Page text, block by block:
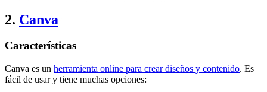
2. Canva
Características
Canva es un herramienta online para crear diseños y contenido. Es
fácil de usar y tiene muchas opciones: